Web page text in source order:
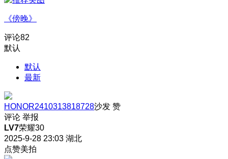
《傍晚》
评论82
默认
默认
最新
HONOR2410313818728沙发 赞
评论 举报
LV7荣耀30
2025-9-28 23:03 湖北
点赞美拍